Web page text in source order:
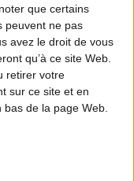
que certains
peuvent ne pas
avez le droit de vous
qu’à ce site Web.
retirer votre
sur ce site et en
de la page Web.